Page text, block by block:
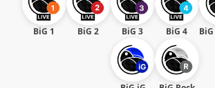
BiG 1 BiG 2 BiG 3 BiG 4